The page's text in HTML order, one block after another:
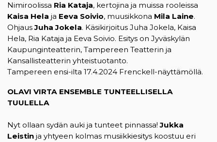
Nimiroolissa Ria Kataja, kertojina ja muissa rooleissa
Kaisa Hela ja Eeva Soivio, muusikkona Mila Laine.
OhjausJuha Jokela. Käsikirjoitus Juha Jokela, Kaisa
Hela, Ria Kataja ja Eeva Soivio. Esitys on Jyväskylän
Kaupunginteatterin, Tampereen Teatterin ja
Kansallisteatterin yhteistuotanto.
Tampereen ensi-ilta 17.4.2024 Frenckell-näyttämöllä.
OLAVI VIRTA ENSEMBLE TUNTEELLISELLA
TUULELLA
Nyt ollaan sydän auki ja tunteet pinnassa!Jukka
Leistin ja yhtyeen kolmas musiikkiesitys koostuu eri